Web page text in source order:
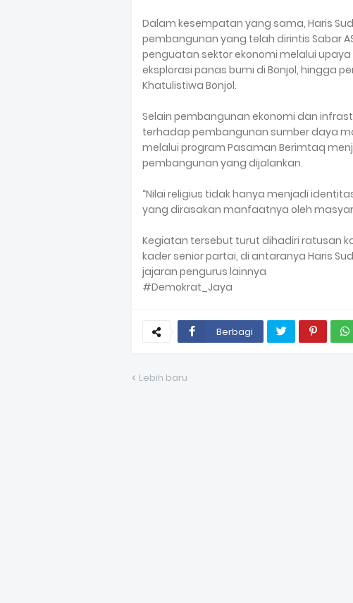
Dalam kesempatan yang sama, Haris
pembangunan yang telah dirintis Sabar
penguatan sektor ekonomi melalui
eksplorasi panas bumi di Bonjol, hingga
Khatulistiwa Bonjol.
Selain pembangunan ekonomi dan
terhadap pembangunan sumber daya
melalui program Pasaman Berimtaq
pembangunan yang dijalankan.
“Nilai religius tidak hanya menjadi
yang dirasakan manfaatnya oleh
Kegiatan tersebut turut dihadiri ratusan
kader senior partai, di antaranya Haris
jajaran pengurus lainnya
#Demokrat_Jaya
Berbagi
Lebih baru